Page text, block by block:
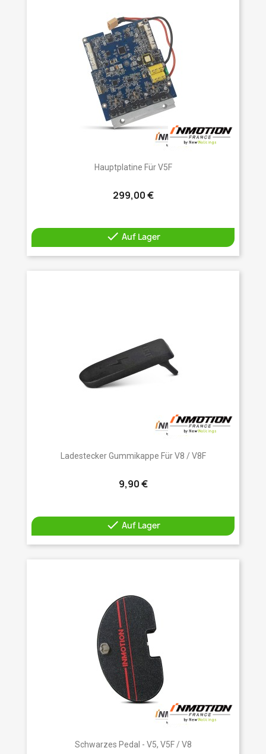
Hauptplatine Für V5F
299,00 €
 Auf Lager
Ladestecker Gummikappe Für V8 / V8F
9,90 €
 Auf Lager
Schwarzes Pedal - V5, V5F / V8